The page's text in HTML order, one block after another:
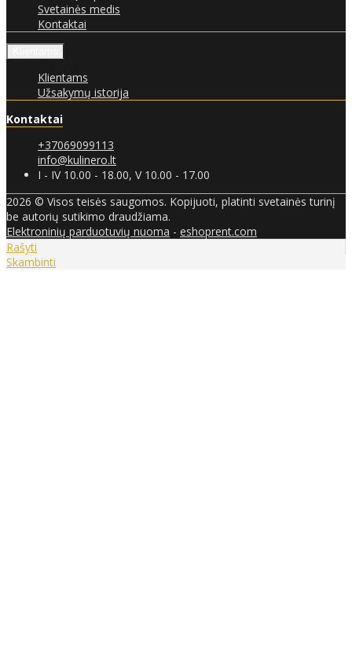
Svetainės medis
Kontaktai
Klientams
Užsakymų istorija
Kontaktai
+37069099113
info@kulinero.lt
I - IV 10.00 - 18.00, V 10.00 - 17.00
2026 © Visos teisės saugomos. Kopijuoti, platinti svetainės turinį
be autorių sutikimo draudžiama.
Elektroninių parduotuvių nuoma - eshoprent.com
Rašyti
Skambinti